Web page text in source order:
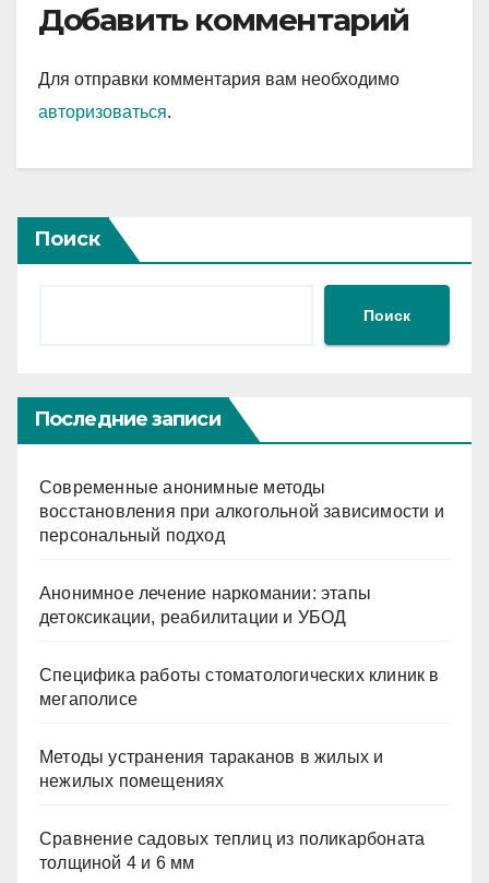
Добавить комментарий
Для отправки комментария вам необходимо
авторизоваться.
Поиск
Поиск
Последние записи
Современные анонимные методы
восстановления при алкогольной зависимости и
персональный подход
Анонимное лечение наркомании: этапы
детоксикации, реабилитации и УБОД
Специфика работы стоматологических клиник в
мегаполисе
Методы устранения тараканов в жилых и
нежилых помещениях
Сравнение садовых теплиц из поликарбоната
толщиной 4 и 6 мм